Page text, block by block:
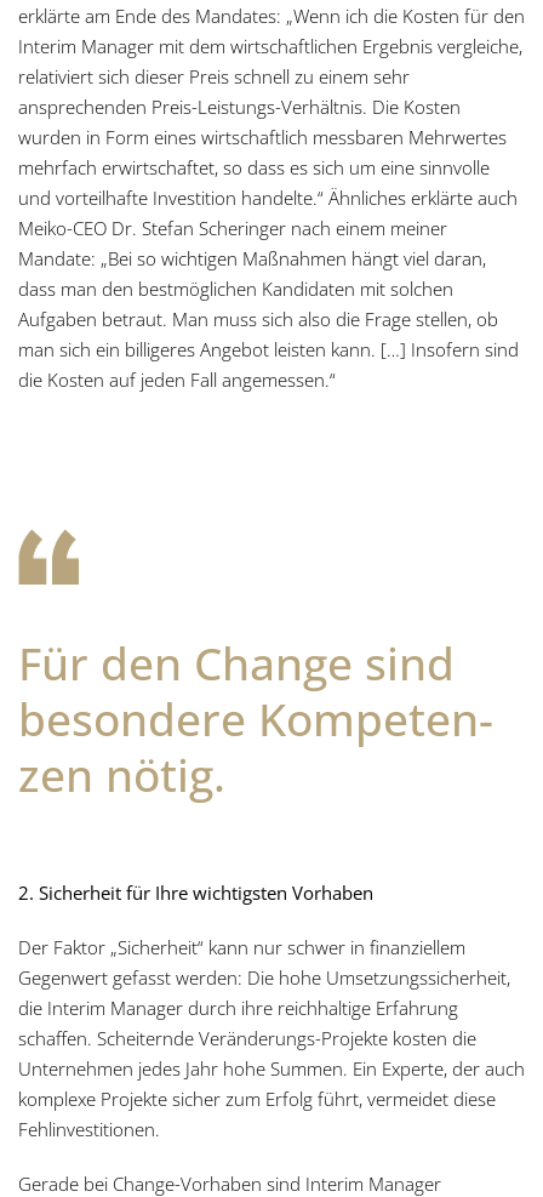
erklärte am Ende des Mandates: „Wenn ich die Kosten für den
Interim Manager mit dem wirtschaftlichen Ergebnis vergleiche,
relativiert sich dieser Preis schnell zu einem sehr
ansprechenden Preis-Leistungs-Verhältnis. Die Kosten
wurden in Form eines wirtschaftlich messbaren Mehrwertes
mehrfach erwirtschaftet, so dass es sich um eine sinnvolle
und vorteilhafte Investition handelte.“ Ähnliches erklärte auch
Meiko-CEO Dr. Stefan Scheringer nach einem meiner
Mandate: „Bei so wichtigen Maßnahmen hängt viel daran,
dass man den bestmöglichen Kandidaten mit solchen
Aufgaben betraut. Man muss sich also die Frage stellen, ob
man sich ein billigeres Angebot leisten kann. […] Insofern sind
die Kosten auf jeden Fall angemessen.“
Für den Change sind
besondere Kom­pe­ten­
zen nötig.
2. Sicherheit für Ihre wichtigsten Vorhaben
Der Faktor „Sicherheit“ kann nur schwer in finanziellem
Gegenwert gefasst werden: Die hohe Umsetzungssicherheit,
die Interim Manager durch ihre reichhaltige Erfahrung
schaffen. Scheiternde Veränderungs-Projekte kosten die
Unternehmen jedes Jahr hohe Summen. Ein Experte, der auch
komplexe Projekte sicher zum Erfolg führt, vermeidet diese
Fehlinvestitionen.
Gerade bei Change-Vorhaben sind Interim Manager